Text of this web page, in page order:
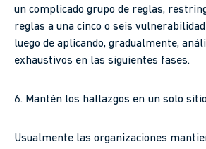
un complicado grupo de reglas,
reglas a una cinco o seis
luego de aplicando, gradualmente,
exhaustivos en las siguientes fases.
6. Mantén los hallazgos en un solo sitio
Usualmente las organizaciones